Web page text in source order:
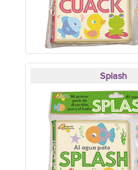
Splash